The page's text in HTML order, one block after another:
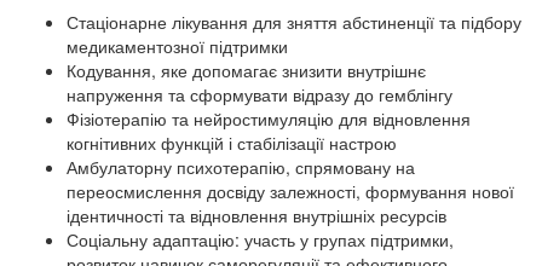
Стаціонарне лікування для зняття абстиненції та підбору
медикаментозної підтримки
Кодування, яке допомагає знизити внутрішнє
напруження та сформувати відразу до гемблінгу
Фізіотерапію та нейростимуляцію для відновлення
когнітивних функцій і стабілізації настрою
Амбулаторну психотерапію, спрямовану на
переосмислення досвіду залежності, формування нової
ідентичності та відновлення внутрішніх ресурсів
Соціальну адаптацію: участь у групах підтримки,